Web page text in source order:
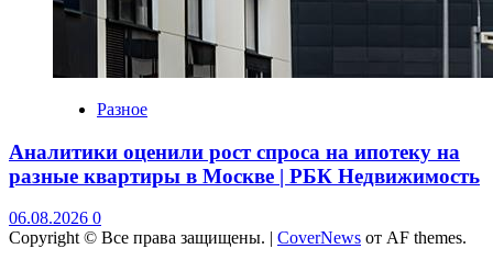
Разное
Аналитики оценили рост спроса на ипотеку на
разные квартиры в Москве | РБК Недвижимость
06.08.2026 0
Copyright © Все права защищены. | CoverNews от AF themes.